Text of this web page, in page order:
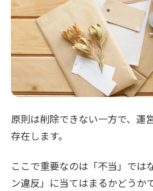
原則は削除できない一方で、運
存在します。
ここで重要なのは「不当」では
ン違反」に当てはまるかどうかで